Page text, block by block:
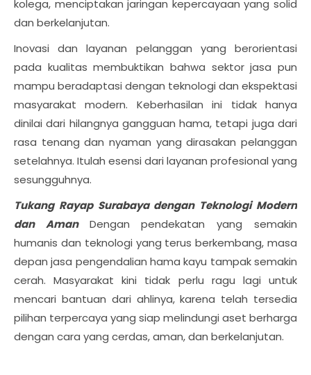
kolega, menciptakan jaringan kepercayaan yang solid
dan berkelanjutan.
Inovasi dan layanan pelanggan yang berorientasi
pada kualitas membuktikan bahwa sektor jasa pun
mampu beradaptasi dengan teknologi dan ekspektasi
masyarakat modern. Keberhasilan ini tidak hanya
dinilai dari hilangnya gangguan hama, tetapi juga dari
rasa tenang dan nyaman yang dirasakan pelanggan
setelahnya. Itulah esensi dari layanan profesional yang
sesungguhnya.
Tukang Rayap Surabaya dengan Teknologi Modern
dan Aman
Dengan pendekatan yang semakin
humanis dan teknologi yang terus berkembang, masa
depan jasa pengendalian hama kayu tampak semakin
cerah. Masyarakat kini tidak perlu ragu lagi untuk
mencari bantuan dari ahlinya, karena telah tersedia
pilihan terpercaya yang siap melindungi aset berharga
dengan cara yang cerdas, aman, dan berkelanjutan.